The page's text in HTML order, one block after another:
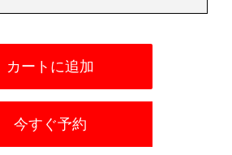
カートに追加
今すぐ予約